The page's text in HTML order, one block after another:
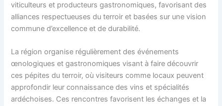
viticulteurs et producteurs gastronomiques, favorisant des
alliances respectueuses du terroir et basées sur une vision
commune d’excellence et de durabilité.
La région organise régulièrement des événements
œnologiques et gastronomiques visant à faire découvrir
ces pépites du terroir, où visiteurs comme locaux peuvent
approfondir leur connaissance des vins et spécialités
ardéchoises. Ces rencontres favorisent les échanges et la